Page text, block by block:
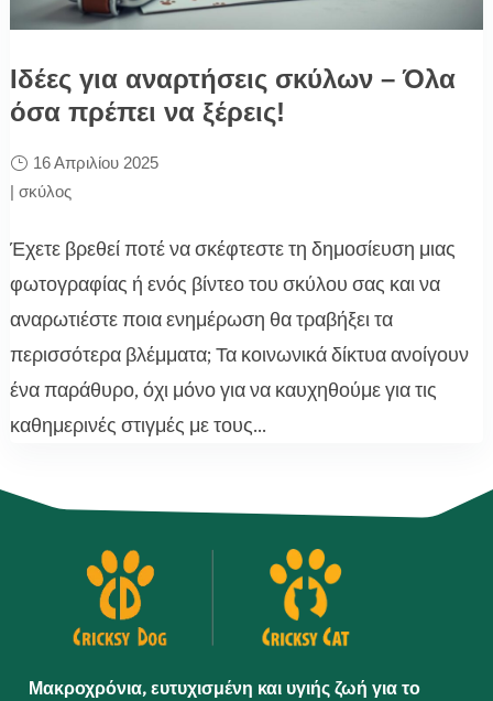
Ιδέες για αναρτήσεις σκύλων – Όλα
όσα πρέπει να ξέρεις!
16 Απριλίου 2025
| σκύλος
Έχετε βρεθεί ποτέ να σκέφτεστε τη δημοσίευση μιας
φωτογραφίας ή ενός βίντεο του σκύλου σας και να
αναρωτιέστε ποια ενημέρωση θα τραβήξει τα
περισσότερα βλέμματα; Τα κοινωνικά δίκτυα ανοίγουν
ένα παράθυρο, όχι μόνο για να καυχηθούμε για τις
καθημερινές στιγμές με τους...
Μακροχρόνια, ευτυχισμένη και υγιής ζωή για το